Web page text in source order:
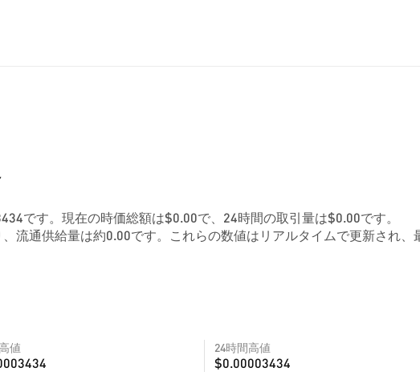
です。現在の時価総額は$0.00で、24時間の取引量は$0.00です。
流通供給量は約0.00です。これらの数値はリアルタイムで更新され、
値 24時間高値
$0.00003434